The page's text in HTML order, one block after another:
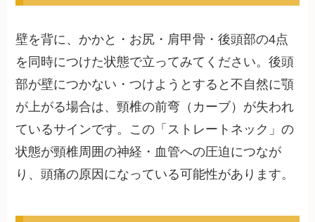
壁を背に、かかと・お尻・肩甲骨・後頭部の4点
を同時につけた状態で立ってみてください。後頭
部が壁につかない・つけようとすると不自然に顎
が上がる場合は、頸椎の前弯（カーブ）が失われ
ているサインです。この「ストレートネック」の
状態が頸椎周囲の神経・血管への圧迫につなが
り、頭痛の原因になっている可能性があります。